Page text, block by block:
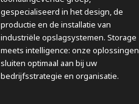
gespecialiseerd in het design, de
productie en de installatie van
industriële opslagsystemen. Storage
meets intelligence: onze oplossingen
sluiten optimaal aan bij uw
bedrijfsstrategie en organisatie.